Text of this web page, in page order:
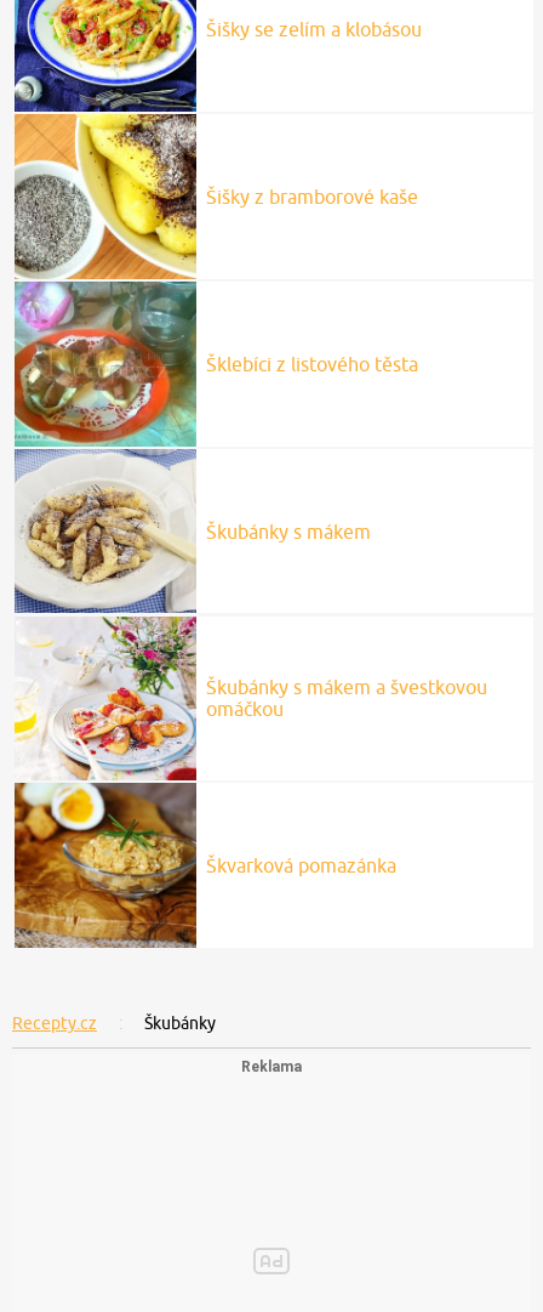
Šišky se zelím a klobásou
Šišky z bramborové kaše
Šklebíci z listového těsta
Škubánky s mákem
Škubánky s mákem a švestkovou
omáčkou
Škvarková pomazánka
Recepty.cz Škubánky